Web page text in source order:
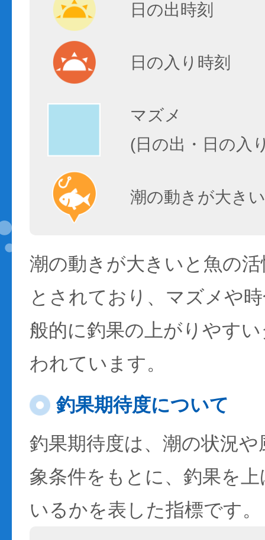
日の出時刻
日の入り時刻
マズメ
(日の出・日の入
潮の動きが大き
潮の動きが大きいと魚の
とされており、マズメや
般的に釣果の上がりやす
われています。
釣果期待度について
釣果期待度は、潮の状況
象条件をもとに、釣果を
いるかを表した指標です。